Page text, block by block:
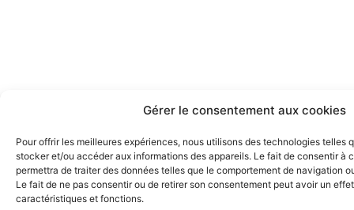
Gérer le consentement aux cookies
Pour offrir les meilleures expériences, nous utilisons des technologies telles
stocker et/ou accéder aux informations des appareils. Le fait de consentir à
permettra de traiter des données telles que le comportement de navigation
Le fait de ne pas consentir ou de retirer son consentement peut avoir un
caractéristiques et fonctions.